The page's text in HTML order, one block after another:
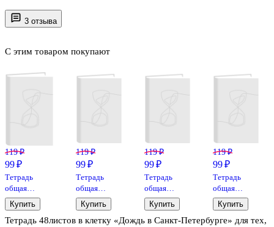
3 отзыва
Тетрадь 48листов в клетку «Дождь в Санкт-Петербурге» для тех,
С этим товаром покупают
119 ₽
99 ₽
Тетрадь
общая
«Ночной
Санкт-
Петербург»,
Купить
119 ₽
99 ₽
Тетрадь
общая
«Закат на
Неве», 48
листов в
Купить
119 ₽
99 ₽
Тетрадь
общая
«Исаакиевский
собор.
Зима», 48
Купить
119 ₽
99 ₽
Тетрадь
общая
«Дворцовая
площадь.
Ночь», 48
Купить